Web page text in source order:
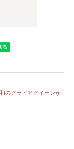
のグラビアクイーンが